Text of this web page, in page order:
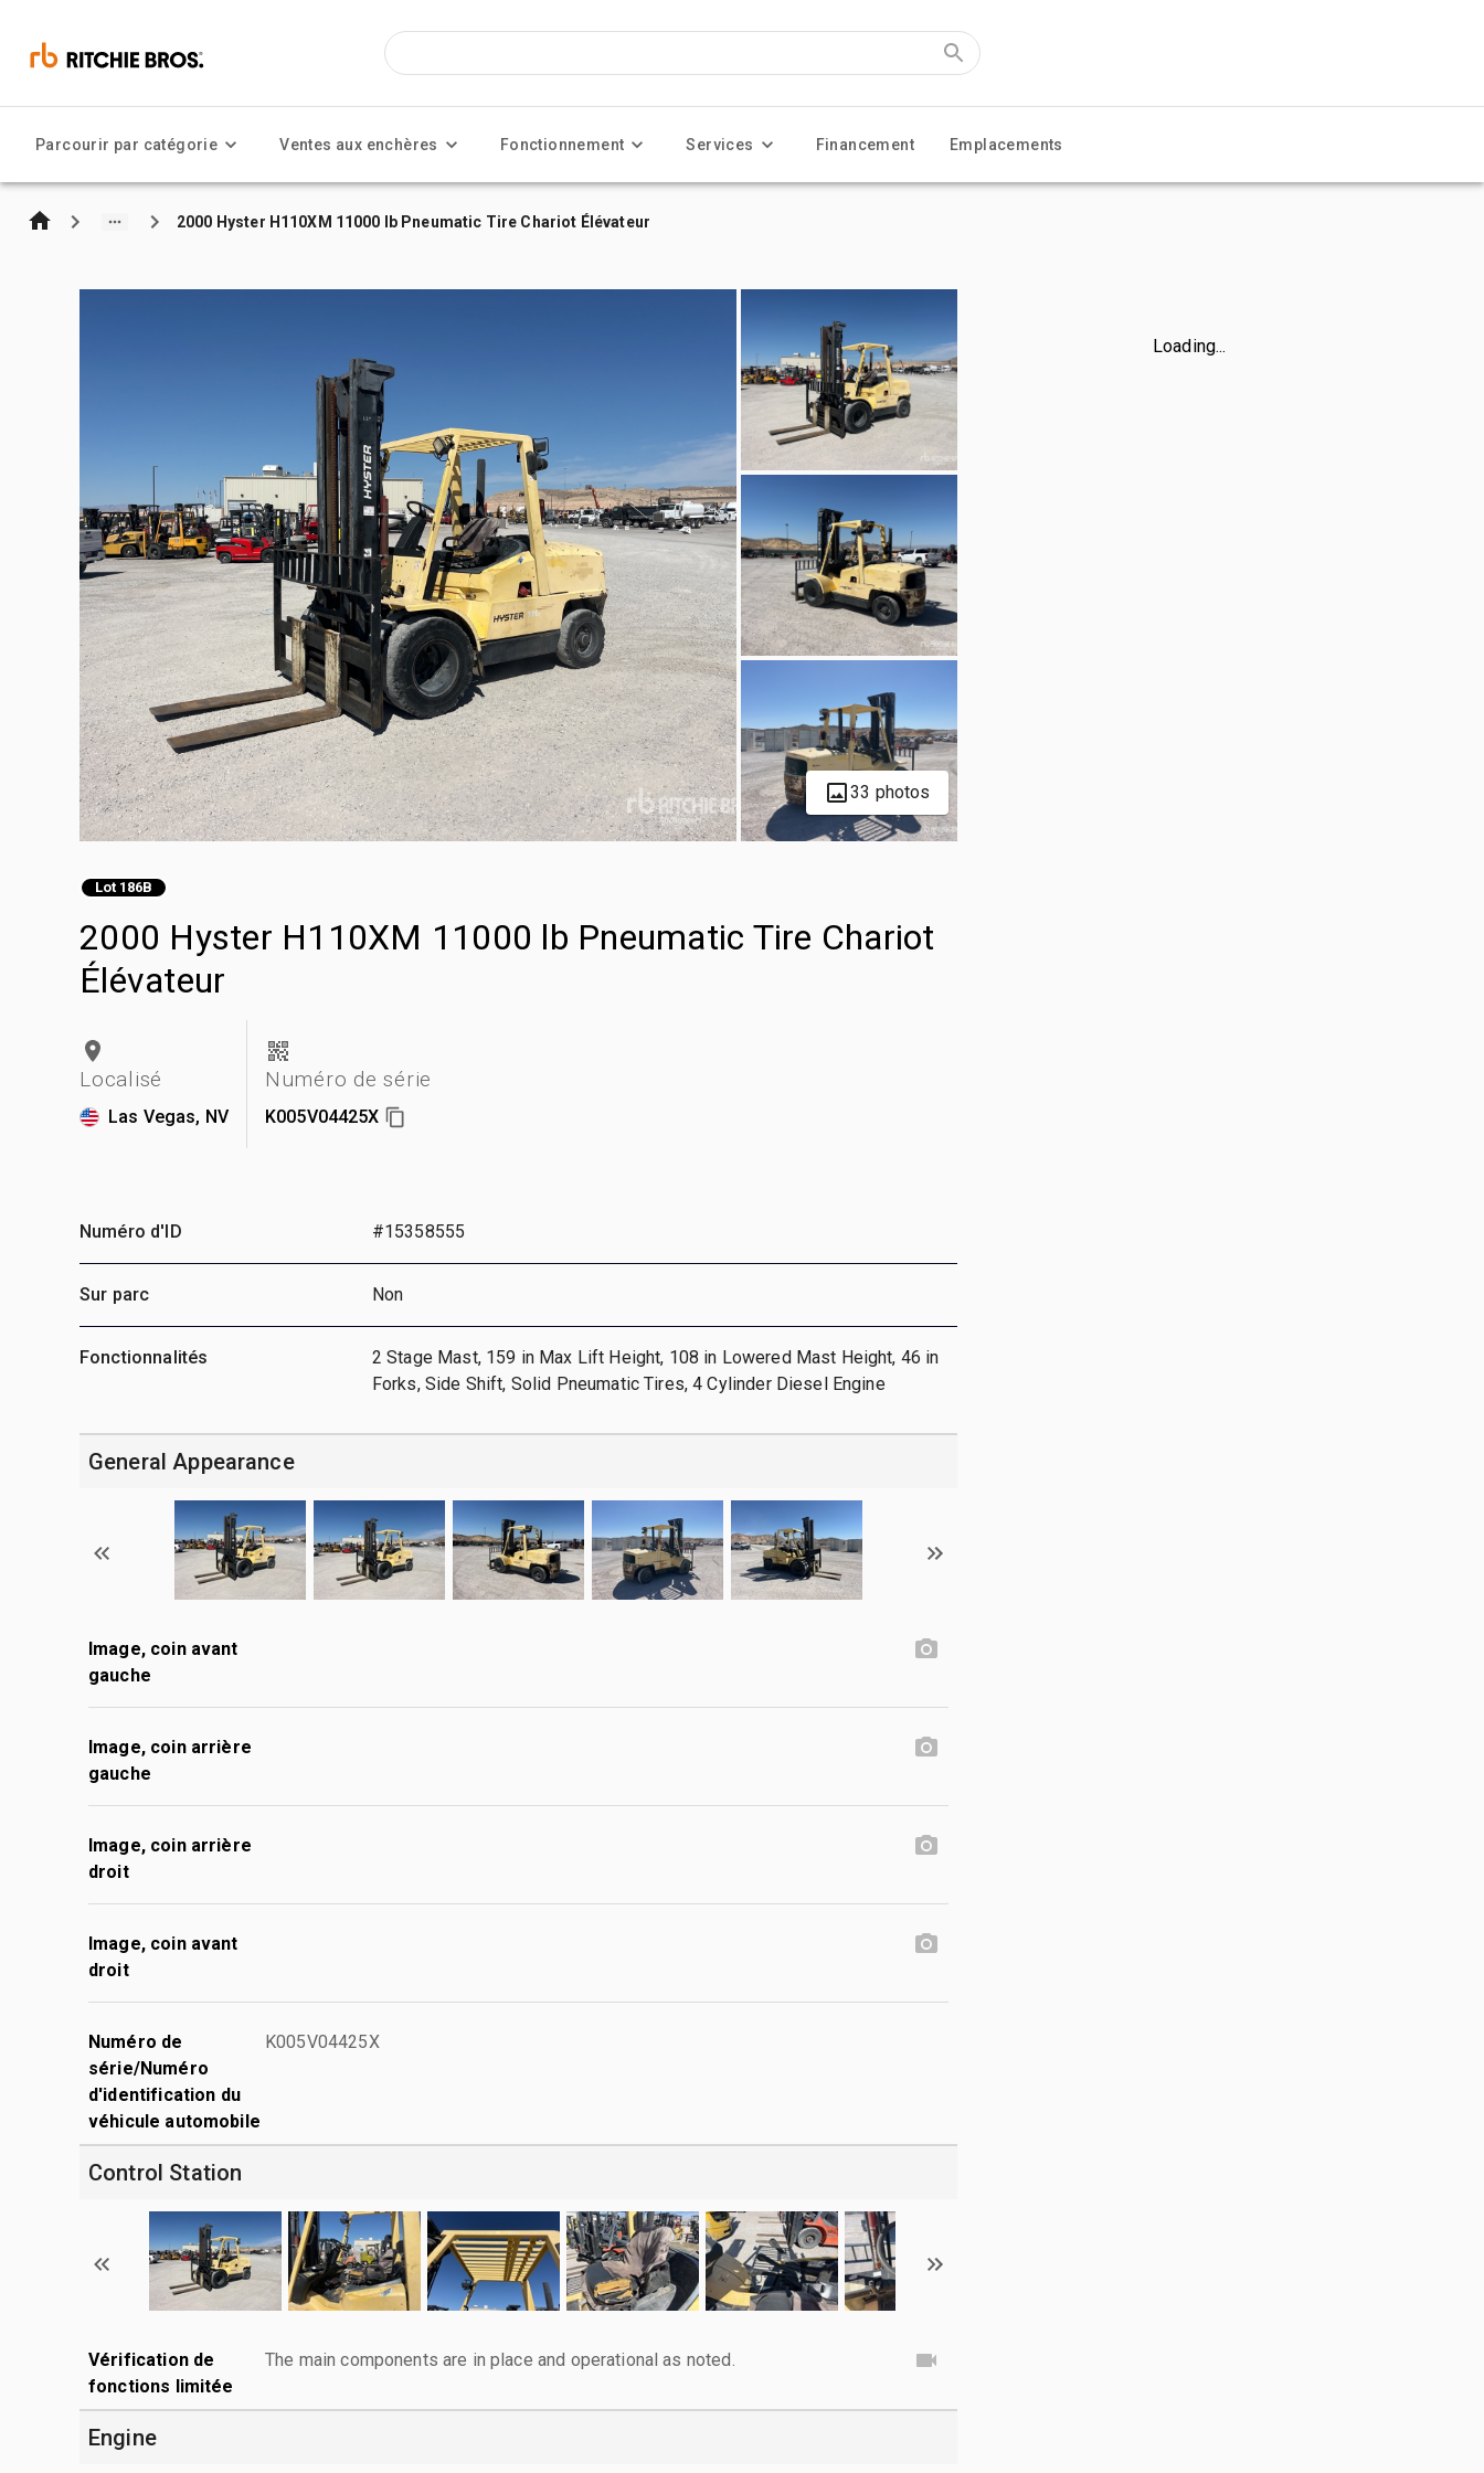
Parcourir par catégorie Ventes aux enchères Fonctionnement Services Financement Emplacements
2000 Hyster H110XM 11000 lb Pneumatic Tire Chariot Élévateur
33 photos
Lot 186B
2000 Hyster H110XM 11000 lb Pneumatic Tire Chariot
Élévateur
Localisé
Las Vegas, NV
Numéro de série
K005V04425X
Loading...
Numéro d'ID #15358555
Sur parc Non
Fonctionnalités
2 Stage Mast, 159 in Max Lift Height, 108 in Lowered Mast Height, 46 in
Forks, Side Shift, Solid Pneumatic Tires, 4 Cylinder Diesel Engine
General Appearance
Image, coin avant
gauche
Image, coin arrière
gauche
Image, coin arrière
droit
Image, coin avant
droit
Numéro de
série/Numéro
d'identification du
véhicule automobile
K005V04425X
Control Station
Vérification de
fonctions limitée
The main components are in place and operational as noted.
Engine